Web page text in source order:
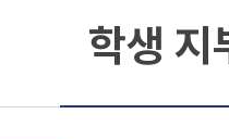
학생 지